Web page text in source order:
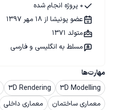
مهارت‌ها
3D Modelling
3D Rendering
معماری ساختمان
معماری داخلی
0 پروژه انجام شده
عضو پونیشا از 18 مهر 1397
متولد 1371
مسلط به انگلیسی و فارسی